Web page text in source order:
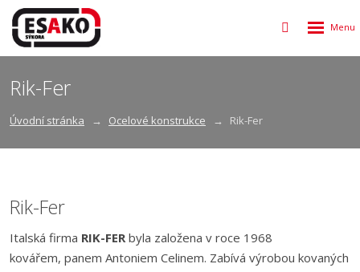
Vyhledávání
Rozbalení
Rik-Fer
Úvodní stránka Ocelové konstrukce Rik-Fer
Rik-Fer
Italská firma RIK-FERbyla založena v roce 1968
kovářem, panem Antoniem Celinem. Zabívá výrobou kovaných